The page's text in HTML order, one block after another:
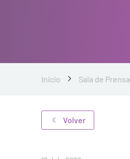
Inicio Sala de Prensa
Volver